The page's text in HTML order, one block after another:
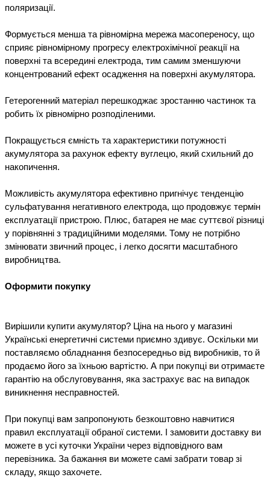
поляризації.
Формується менша та рівномірна мережа масопереносу, що
сприяє рівномірному прогресу електрохімічної реакції на
поверхні та всередині електрода, тим самим зменшуючи
концентрований ефект осадження на поверхні акумулятора.
Гетерогенний матеріал перешкоджає зростанню частинок та
робить їх рівномірно розподіленими.
Покращується ємність та характеристики потужності
акумулятора за рахунок ефекту вуглецю, який схильний до
накопичення.
Можливість акумулятора ефективно пригнічує тенденцію
сульфатування негативного електрода, що продовжує термін
експлуатації пристрою. Плюс, батарея не має суттєвої різниці
у порівнянні з традиційними моделями. Тому не потрібно
змінювати звичний процес, і легко досягти масштабного
виробництва.
Вирішили купити акумулятор? Ціна на нього у магазині
Українські енергетичні системи приємно здивує. Оскільки ми
поставляємо обладнання безпосередньо від виробників, то й
продаємо його за їхньою вартістю. А при покупці ви отримаєте
гарантію на обслуговування, яка застрахує вас на випадок
виникнення несправностей.
При покупці вам запропонують безкоштовно навчитися
правил експлуатації обраної системи. І замовити доставку ви
можете в усі куточки України через відповідного вам
перевізника. За бажання ви можете самі забрати товар зі
складу, якщо захочете.